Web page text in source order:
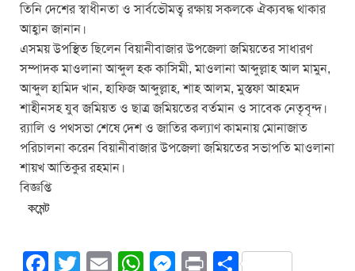
তিনি দেশের স্বাধীনতা ও সার্বভৌমত্ব রক্ষায় সকলকে ঐক্যবদ্ধ থাকার
আহ্বান জানান।
এসময় উপস্থিত ছিলেন বিয়ানীবাজার উপজেলা জমিয়তের সাধারণ
সম্পাদক মাওলানা আব্দুল হক কাসিমী, মাওলানা আব্দুল্লাহ আল মামুন,
আব্দুল হামিদ খান, হাফিজ আব্দুল্লাহ, শাহ আলম, মুস্তফা আহমদ
শাহীনসহ যুব জমিয়ত ও ছাত্র জমিয়তের বর্তমান ও সাবেক নেতৃবৃন্দ।
র‍্যালি ও পথসভা শেষে দেশ ও জাতির কল্যাণ কামনায় মোনাজাত
পরিচালনা করেন বিয়ানীবাজার উপজেলা জমিয়তের সভাপতি মাওলানা
শায়খ আতিকুর রহমান।
বিজ্ঞপ্তি
কমেন্ট
F
T
E
W M Pr S